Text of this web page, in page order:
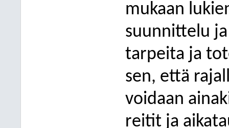
mukaan
suunnittelu
tarpeita ja
sen, että
voidaan
reitit ja